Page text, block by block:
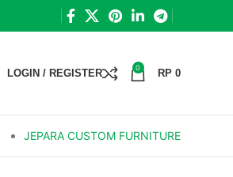
LOGIN / REGISTER 0 RP 0
JEPARA CUSTOM FURNITURE